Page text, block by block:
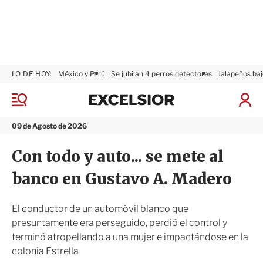
M
n
09 de Agosto de 2026
LO DE HOY: México y Perú Se jubilan 4 perros detectores Jalapeños
I
n
x
i
o
r
Con todo y auto... se mete al
banco en Gustavo A. Madero
El conductor de un automóvil blanco que
presuntamente era perseguido, perdió el control y
terminó atropellando a una mujer e impactándose en la
colonia Estrella